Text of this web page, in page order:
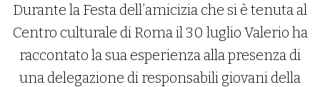
Durante la Festa dell’amicizia che si è tenuta al
Centro culturale di Roma il 30 luglio Valerio ha
raccontato la sua esperienza alla presenza di
una delegazione di responsabili giovani della